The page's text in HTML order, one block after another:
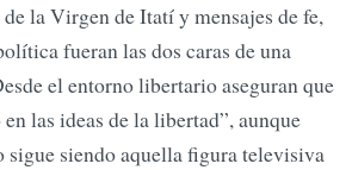
la Virgen de Itatí y mensajes de fe,
fueran las dos caras de una
el entorno libertario aseguran que
las ideas de la libertad”, aunque
sigue siendo aquella figura televisiva